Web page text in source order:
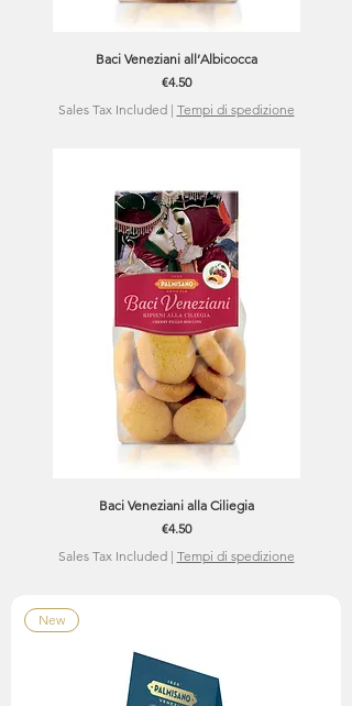
Baci Veneziani all’Albicocca
Price
€4.50
Sales Tax Included| Tempi di spedizione
Baci Veneziani alla Ciliegia
Price
€4.50
Sales Tax Included| Tempi di spedizione
New